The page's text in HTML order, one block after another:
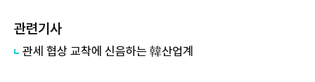
관련기사
관세 협상 교착에 신음하는 韓산업계